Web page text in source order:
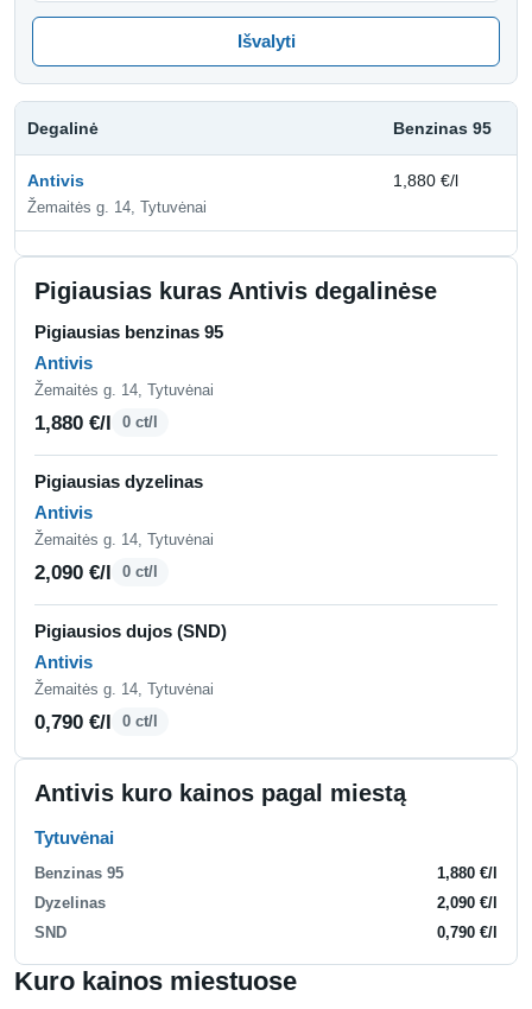
Išvalyti
Degalinė Benzinas 95
Antivis
Žemaitės g. 14, Tytuvėnai
1,880 €/l
Kuro kainos miestuose
Pigiausias kuras Antivis degalinėse
Pigiausias benzinas 95
Antivis
Žemaitės g. 14, Tytuvėnai
1,880 €/l 0 ct/l
Pigiausias dyzelinas
Antivis
Žemaitės g. 14, Tytuvėnai
2,090 €/l 0 ct/l
Pigiausios dujos (SND)
Antivis
Žemaitės g. 14, Tytuvėnai
0,790 €/l 0 ct/l
Antivis kuro kainos pagal miestą
Tytuvėnai
Benzinas 95
1,880 €/l
Dyzelinas
2,090 €/l
SND
0,790 €/l